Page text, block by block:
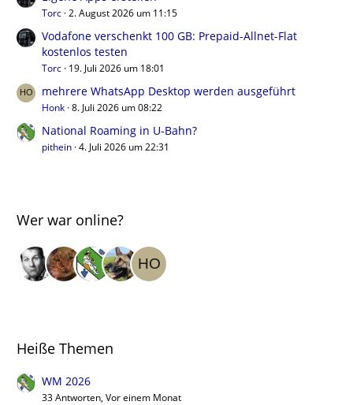
Torc 2. August 2026 um 11:15
Vodafone verschenkt 100 GB: Prepaid-Allnet-Flat
kostenlos testen
Torc 19. Juli 2026 um 18:01
mehrere WhatsApp Desktop werden ausgeführt
Honk 8. Juli 2026 um 08:22
National Roaming in U-Bahn?
pithein 4. Juli 2026 um 22:31
Wer war online?
Heiße Themen
WM 2026
33 Antworten, Vor einem Monat